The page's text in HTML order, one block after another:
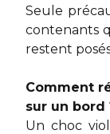
Seule
contenants
restent
Comment
sur un bord
Un choc